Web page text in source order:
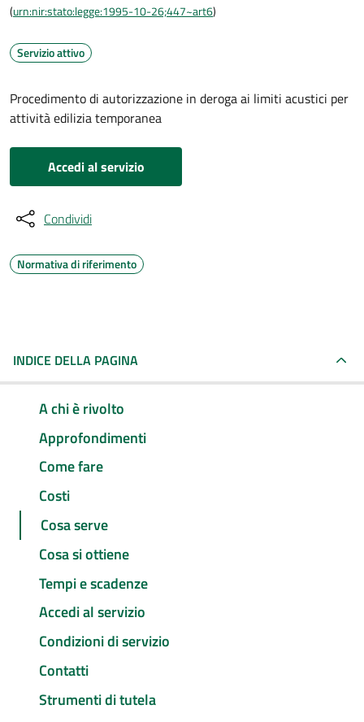
(urn:nir:stato:legge:1995-10-26;447~art6)
Servizio attivo
Procedimento di autorizzazione in deroga ai limiti acustici per
attività edilizia temporanea
Accedi al servizio
Condividi
Normativa di riferimento
INDICE DELLA PAGINA
A chi è rivolto
Approfondimenti
Come fare
Costi
Cosa serve
Cosa si ottiene
Tempi e scadenze
Accedi al servizio
Condizioni di servizio
Contatti
Strumenti di tutela